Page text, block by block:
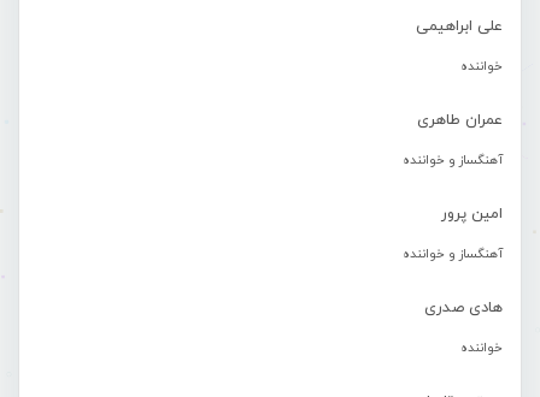
علی ابراهیمی
خواننده
عمران طاهری
آهنگساز و خواننده
امین پرور
آهنگساز و خواننده
هادی صدری
خواننده